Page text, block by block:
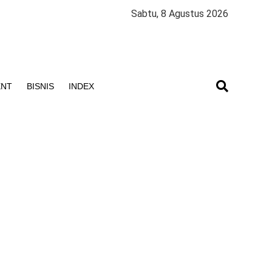
Sabtu, 8 Agustus 2026
BISNIS INDEX